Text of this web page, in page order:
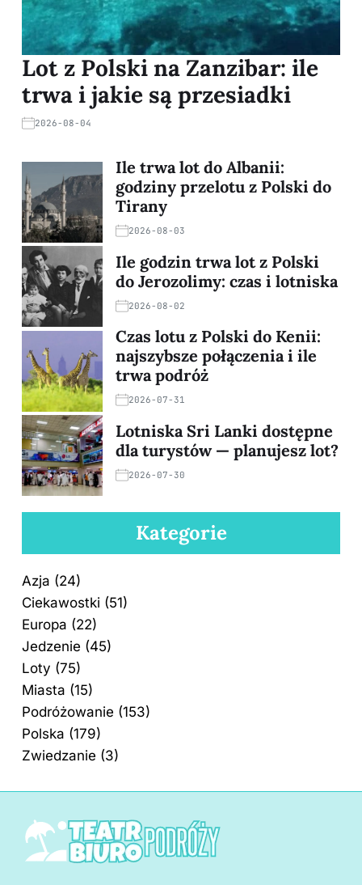
Lot z Polski na Zanzibar: ile
trwa i jakie są przesiadki
2026-08-04
Ile trwa lot do Albanii:
godziny przelotu z Polski do
Tirany
2026-08-03
Ile godzin trwa lot z Polski
do Jerozolimy: czas i lotniska
2026-08-02
Czas lotu z Polski do Kenii:
najszybsze połączenia i ile
trwa podróż
2026-07-31
Lotniska Sri Lanki dostępne
dla turystów — planujesz lot?
2026-07-30
Kategorie
Azja (24)
Ciekawostki (51)
Europa (22)
Jedzenie (45)
Loty (75)
Miasta (15)
Podróżowanie (153)
Polska (179)
Zwiedzanie (3)